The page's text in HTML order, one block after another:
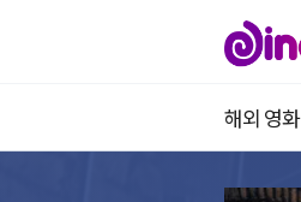
해외 영화